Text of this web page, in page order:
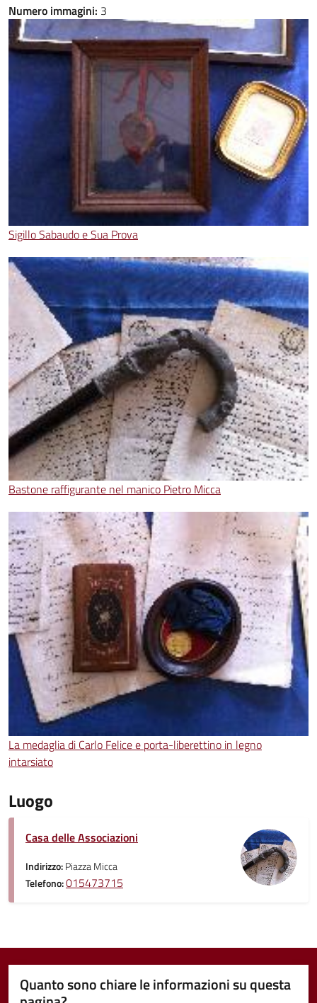
Numero immagini: 3
Sigillo Sabaudo e Sua Prova
Bastone raffigurante nel manico Pietro Micca
La medaglia di Carlo Felice e porta-liberettino in legno
intarsiato
Luogo
Casa delle Associazioni
Indirizzo:Piazza Micca
Telefono:015473715
Quanto sono chiare le informazioni su questa